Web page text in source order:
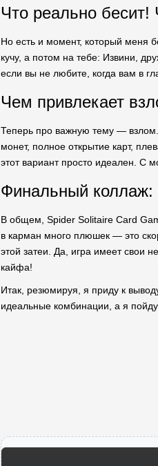
Что реально бесит!
Но есть и момент, который меня
кучу, а потом на тебе: Извини,
если вы не любите, когда вам в
Чем привлекает
Теперь про важную тему —
монет, полное открытие карт,
этот вариант просто идеален. С
Финальный
В общем, Spider Solitaire Card
в карман много плюшек — это
этой затеи. Да, игра имеет свои
кайфа!
Итак, резюмируя, я приду к
идеальные комбинации, а я